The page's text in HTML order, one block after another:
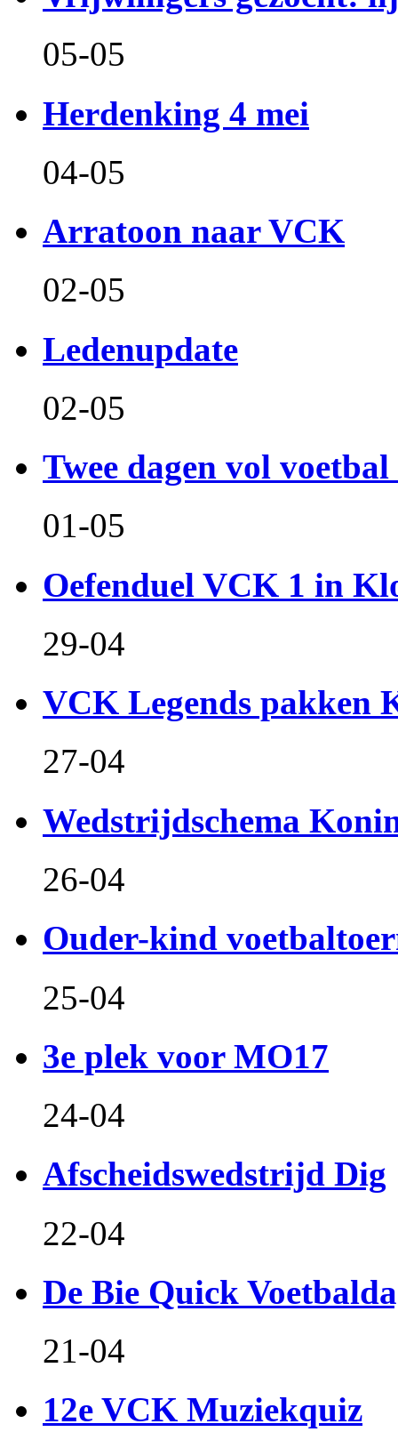
05-05
Herdenking 4 mei
04-05
Arratoon naar VCK
02-05
Ledenupdate
02-05
Twee dagen vol
01-05
Oefenduel VCK 1 in
29-04
VCK Legends pakken
27-04
Wedstrijdschema
26-04
Ouder-kind
25-04
3e plek voor MO17
24-04
Afscheidswedstrijd Dig
22-04
De Bie Quick
21-04
12e VCK Muziekquiz